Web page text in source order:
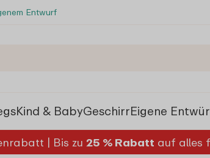
Entwurf
Kind & BabyGeschirrEigene
| Bis zu 25 % Rabatt auf alles